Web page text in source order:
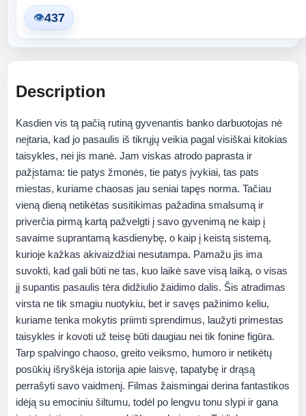
👁437
Description
Kasdien vis tą pačią rutiną gyvenantis banko darbuotojas nė
neįtaria, kad jo pasaulis iš tikrųjų veikia pagal visiškai kitokias
taisykles, nei jis manė. Jam viskas atrodo paprasta ir
pažįstama: tie patys žmonės, tie patys įvykiai, tas pats
miestas, kuriame chaosas jau seniai tapęs norma. Tačiau
vieną dieną netikėtas susitikimas pažadina smalsumą ir
priverčia pirmą kartą pažvelgti į savo gyvenimą ne kaip į
savaime suprantamą kasdienybę, o kaip į keistą sistemą,
kurioje kažkas akivaizdžiai nesutampa. Pamažu jis ima
suvokti, kad gali būti ne tas, kuo laikė save visą laiką, o visas
jį supantis pasaulis tėra didžiulio žaidimo dalis. Šis atradimas
virsta ne tik smagiu nuotykiu, bet ir savęs pažinimo keliu,
kuriame tenka mokytis priimti sprendimus, laužyti primestas
taisykles ir kovoti už teisę būti daugiau nei tik fonine figūra.
Tarp spalvingo chaoso, greito veiksmo, humoro ir netikėtų
posūkių išryškėja istorija apie laisvę, tapatybę ir drąsą
perrašyti savo vaidmenį. Filmas žaismingai derina fantastikos
idėją su emociniu šiltumu, todėl po lengvu tonu slypi ir gana